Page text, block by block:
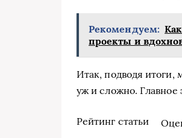
Рекомендуем:
проекты и
Итак, подводя итоги,
уж и сложно. Главное
Рейтинг статьи